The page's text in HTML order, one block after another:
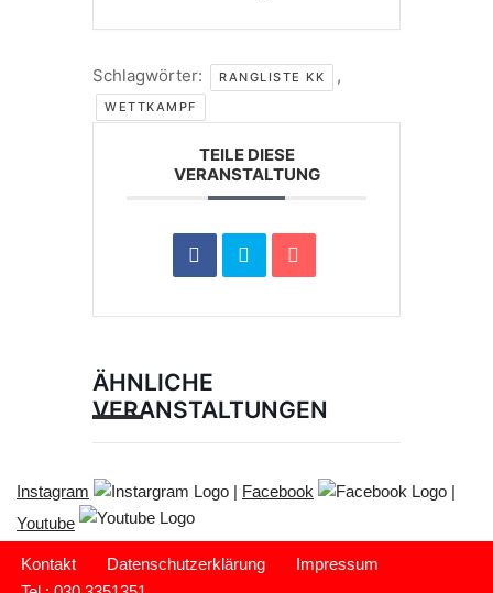
Schlagwörter: RANGLISTE KK ,
WETTKAMPF
TEILE DIESE
VERANSTALTUNG
ÄHNLICHE
VERANSTALTUNGEN
Instagram | Facebook
|
Youtube
Kontakt Datenschutzerklärung
Impressum